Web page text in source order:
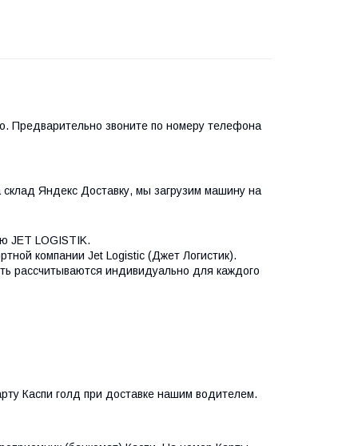
Предварительно звоните по номеру телефона
Яндекс Доставку, мы загрузим машину на
JET LOGISTIK.
компании Jet Logistic (Джет Логистик).
рассчитываются индивидуально для каждого
Каспи голд при доставке нашим водителем.